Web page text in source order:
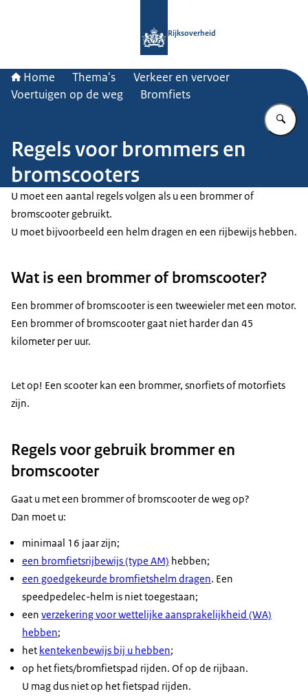
Rijksoverheid
Home Thema's
Verkeer en vervoer
Voertuigen op de weg
Bromfiets
Regels voor brommers en
bromscooters
U moet een aantal regels volgen als u een brommer of
bromscooter gebruikt.
U moet bijvoorbeeld een helm dragen en een rijbewijs hebben.
Wat is een brommer of bromscooter?
Een brommer of bromscooter is een tweewieler met een motor.
Een brommer of bromscooter gaat niet harder dan 45
kilometer per uur.
Let op! Een scooter kan een brommer, snorfiets of motorfiets
zijn.
Regels voor gebruik brommer en
bromscooter
Gaat u met een brommer of bromscooter de weg op?
Dan moet u:
minimaal 16 jaar zijn;
een bromfietsrijbewijs (type AM) hebben;
een goedgekeurde bromfietshelm dragen. Een
speedpedelec-helm is niet toegestaan;
een verzekering voor wettelijke aansprakelijkheid (WA)
hebben;
het kentekenbewijs bij u hebben;
op het fiets/bromfietspad rijden. Of op de rijbaan.
U mag dus niet op het fietspad rijden.